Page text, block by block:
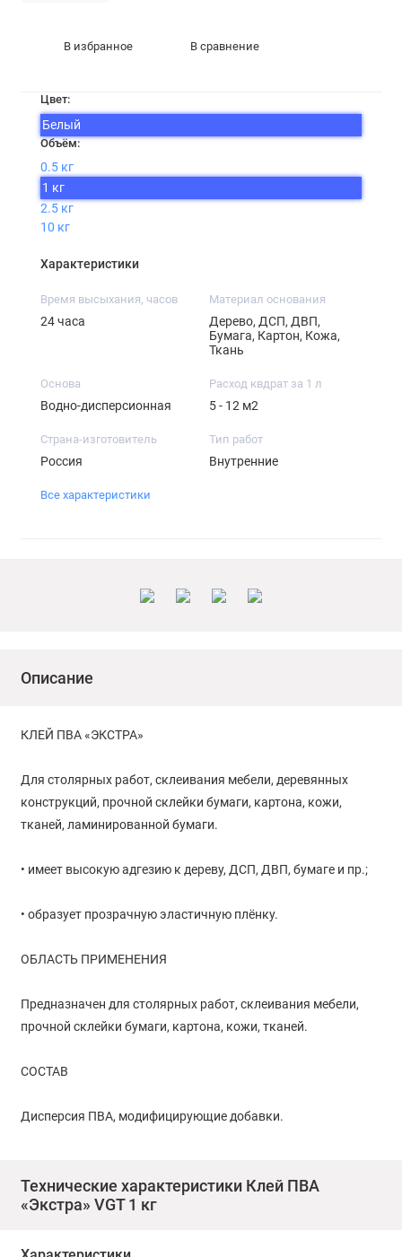
В избранное В сравнение
Цвет:
Белый
Объём:
0.5 кг
1 кг
2.5 кг
10 кг
Характеристики
Время высыхания, часов
24 часа
Материал основания
Дерево, ДСП, ДВП,
Бумага, Картон, Кожа,
Ткань
Основа
Водно-дисперсионная
Расход квдрат за 1 л
5 - 12 м2
Страна-изготовитель
Россия
Тип работ
Внутренние
Все характеристики
Описание
КЛЕЙ ПВА «ЭКСТРА»
Для столярных работ, склеивания мебели, деревянных
конструкций, прочной склейки бумаги, картона, кожи,
тканей, ламинированной бумаги.
• имеет высокую адгезию к дереву, ДСП, ДВП, бумаге и пр.;
• образует прозрачную эластичную плёнку.
ОБЛАСТЬ ПРИМЕНЕНИЯ
Предназначен для столярных работ, склеивания мебели,
прочной склейки бумаги, картона, кожи, тканей.
СОСТАВ
Дисперсия ПВА, модифицирующие добавки.
Свойства и особенности: Клей представляет собой молочно-
высокую адгезию к дереву, ДСП, ДВП, бумаге и пр. После
Технические характеристики Клей ПВА
«Экстра» VGT 1 кг